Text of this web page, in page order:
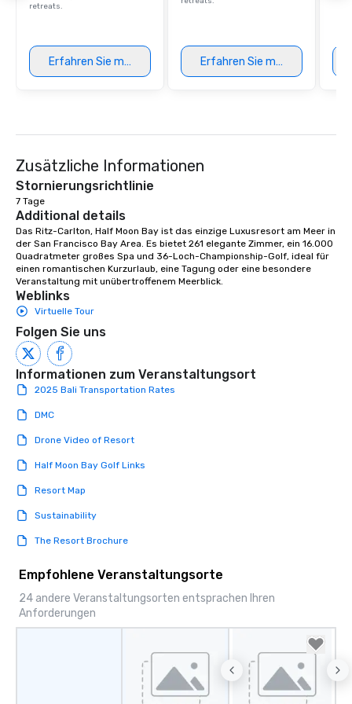
retreats.
Erfahren Sie mehr Erfahren Sie mehr
Zusätzliche Informationen
Stornierungsrichtlinie
7 Tage
Additional details
Das Ritz-Carlton, Half Moon Bay ist das einzige Luxusresort am Meer in
der San Francisco Bay Area. Es bietet 261 elegante Zimmer, ein 16.000
Quadratmeter großes Spa und 36-Loch-Championship-Golf, ideal für
einen romantischen Kurzurlaub, eine Tagung oder eine besondere
Veranstaltung mit unübertroffenem Meerblick.
Weblinks
Virtuelle Tour
Folgen Sie uns
Informationen zum Veranstaltungsort
2025 Bali Transportation Rates
DMC
Drone Video of Resort
Half Moon Bay Golf Links
Resort Map
Sustainability
The Resort Brochure
Empfohlene Veranstaltungsorte
24 andere Veranstaltungsorten entsprachen Ihren
Anforderungen